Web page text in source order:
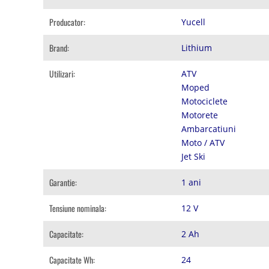
Producator: Yucell
Brand: Lithium
Utilizari:
ATV
Moped
Motociclete
Motorete
Ambarcatiuni
Moto / ATV
Jet Ski
Garantie: 1 ani
Tensiune nominala: 12 V
Capacitate: 2 Ah
Capacitate Wh: 24